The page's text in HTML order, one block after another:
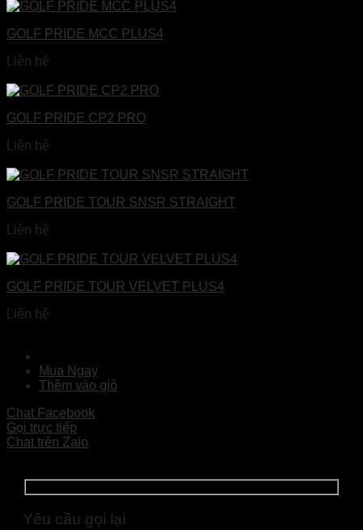
GOLF PRIDE MCC PLUS4
Liên hệ
GOLF PRIDE CP2 PRO
Liên hệ
GOLF PRIDE TOUR SNSR STRAIGHT
Liên hệ
GOLF PRIDE TOUR VELVET PLUS4
Liên hệ
Mua Ngay
Thêm vào giỏ
Chat Facebook
Gọi trực tiếp
Chat trên Zalo
Yêu cầu gọi lại